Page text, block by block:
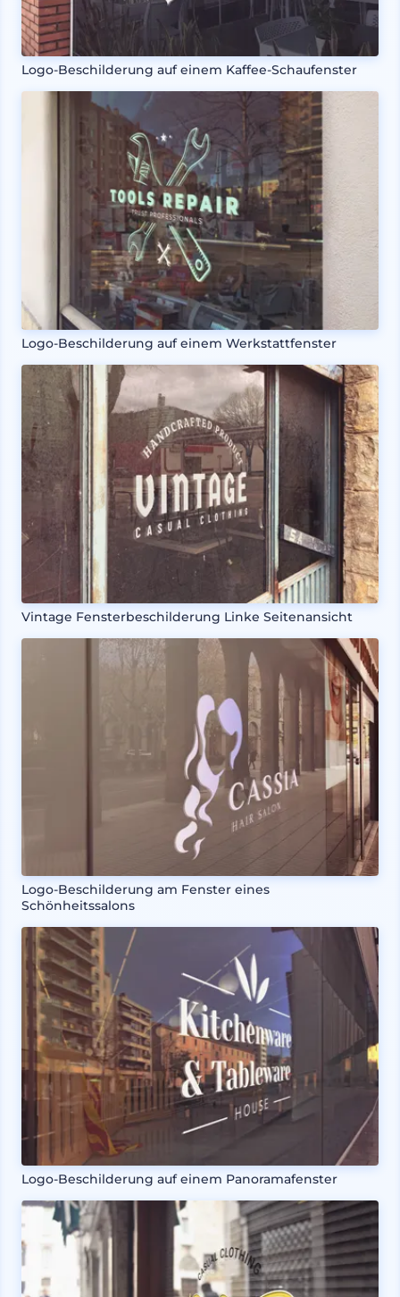
Logo-Beschilderung auf einem Kaffee-Schaufenster
Logo-Beschilderung auf einem Werkstattfenster
Vintage Fensterbeschilderung Linke Seitenansicht
Logo-Beschilderung am Fenster eines
Schönheitssalons
Logo-Beschilderung auf einem Panoramafenster